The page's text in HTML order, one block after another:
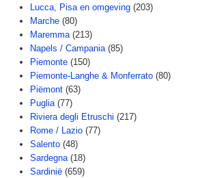
Lucca, Pisa en omgeving (203)
Marche (80)
Maremma (213)
Napels / Campania (85)
Piemonte (150)
Piemonte-Langhe & Monferrato (80)
Piëmont (63)
Puglia (77)
Riviera degli Etruschi (217)
Rome / Lazio (77)
Salento (48)
Sardegna (18)
Sardinië (659)